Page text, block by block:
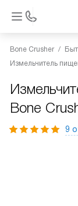
Bone Crusher
Измельчитель
Bone
9